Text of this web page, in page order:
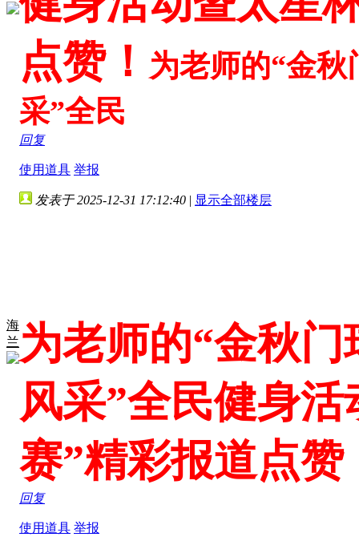
点赞！ 为老师的“金
采”全民
回复
使用道具 举报
海
兰
发表于 2025-12-31 17:12:40 | 显示全部楼层
为老师的“金秋
风采”全民健身
赛”精彩报道点赞
回复
使用道具 举报